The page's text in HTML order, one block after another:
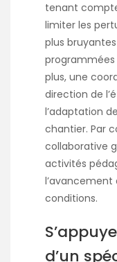
tenant
limiter les
plus
programmées
plus, une
direction de
l’adaptation
chantier. Par
collaborative
activités
l’avancement
conditions.
d’un